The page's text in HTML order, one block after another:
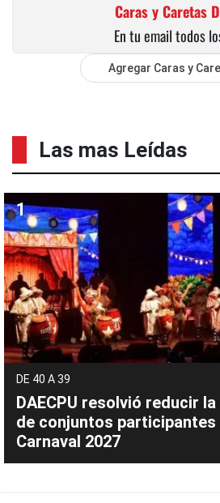
Caras y Caretas
En tu email todos
Agregar Caras y
Las mas Leídas
DE 40 A 39
DAECPU resolvió reducir
de conjuntos participantes
Carnaval 2027